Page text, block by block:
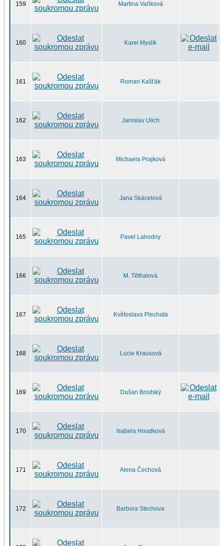
159 Martina Vaňková
160 Karel Myslík
161 Roman Kašťák
162 Jaroslav Ulich
163 Michaela Prajková
164 Jana Skácelová
165 Pavel Lahodny
166 M. Těthalová
167 Květoslava Plechatá
168 Lucie Krausová
169 Dušan Brodský
170 Isabela Houdková
171 Alena Čechová
172 Barbora Stechova